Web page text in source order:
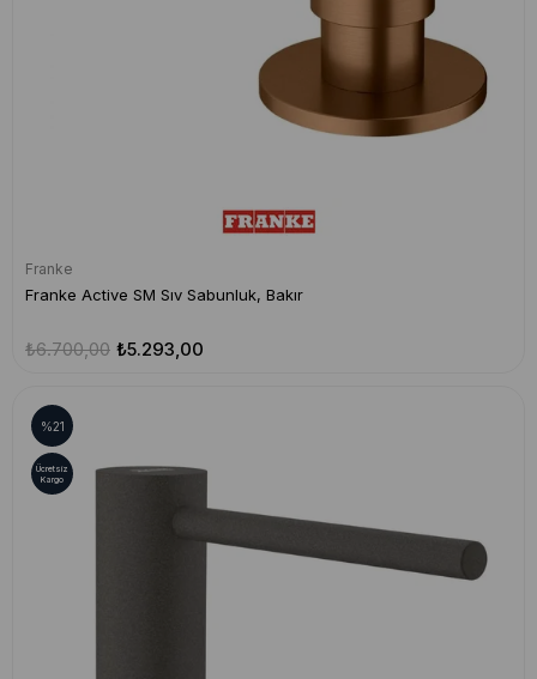
Franke
Franke Active SM Sıv Sabunluk, Bakır
₺5.293,00
₺6.700,00
%21
Ücretsiz
Kargo